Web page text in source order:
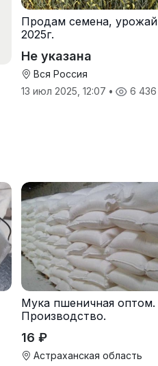
Продам семена, урожай
2025г.
Не указана
Вся Россия
13 июл 2025, 12:07 • 6 436
Мука пшеничная оптом.
Производство.
16 ₽
Астраханская область